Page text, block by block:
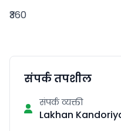
₹360
संपर्क तपशील
संपर्क व्यक्ती
Lakhan